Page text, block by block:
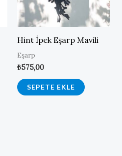
Hint İpek Eşarp Mavili
Eşarp
₺575,00
SEPETE EKLE